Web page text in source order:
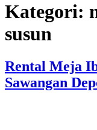
Kategori:
susun
Rental Meja
Sawangan